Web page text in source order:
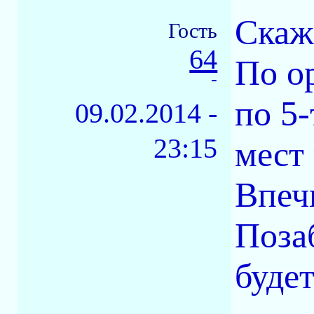
Гость
64
-
09.02.2014 -
23:15
По
по